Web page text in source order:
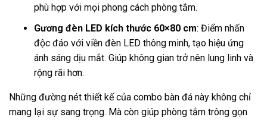
phù hợp với mọi phong cách phòng tắm.
Gương đèn LED kích thước 60×80 cm: Điểm nhấn
độc đáo với viền đèn LED thông minh, tạo hiệu ứng
ánh sáng dịu mắt. Giúp không gian trở nên lung linh và
rộng rãi hơn.
Những đường nét thiết kế của combo bàn đá này không chỉ
mang lại sự sang trọng. Mà còn giúp phòng tắm trông gọn